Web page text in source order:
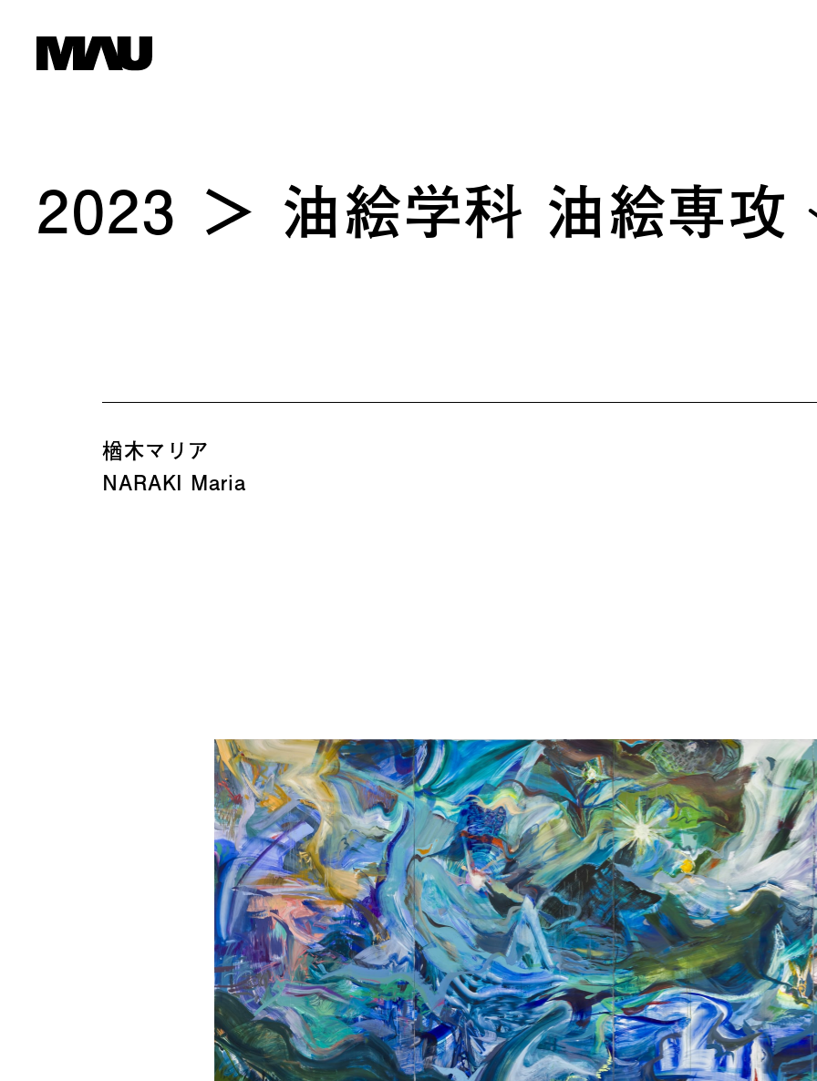
2023 油絵学科 油絵専攻
楢木マリア
NARAKI Maria